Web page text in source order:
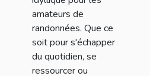
amateurs de
randonnées. Que ce
soit pour s'échapper
du quotidien, se
ressourcer ou